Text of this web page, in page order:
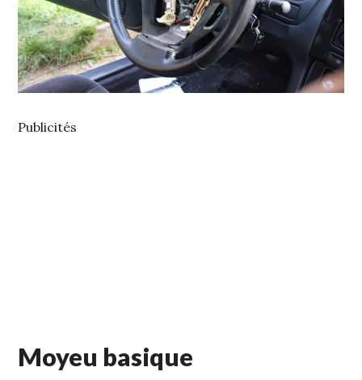
Publicités
Moyeu basique